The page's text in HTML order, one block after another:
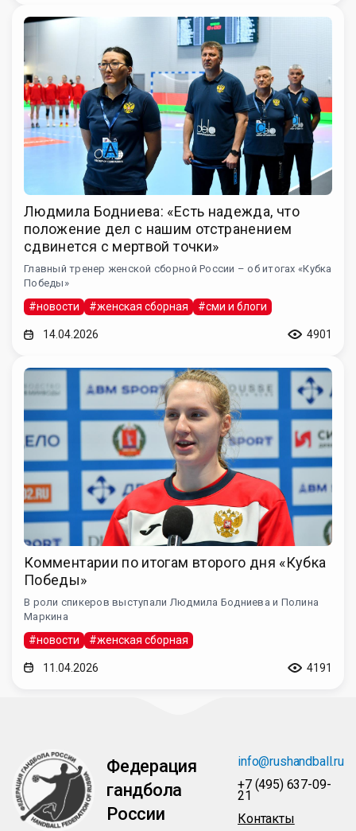
Людмила Бодниева: «Есть надежда, что
положение дел с нашим отстранением
сдвинется с мертвой точки»
Главный тренер женской сборной России – об итогах «Кубка
Победы»
#новости #женская сборная #сми и блоги
14.04.2026 4901
Комментарии по итогам второго дня «Кубка
Победы»
В роли спикеров выступали Людмила Бодниева и Полина
Маркина
#новости #женская сборная
11.04.2026 4191
Федерация
гандбола
России
info@rushandball.ru
+7 (495) 637-09-
21
Контакты